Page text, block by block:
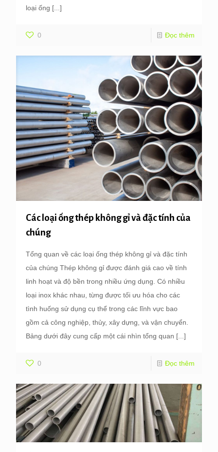
loại ống [...]
0 Đọc thêm
Các loại ống thép không gỉ và đặc tính của
chúng
Tổng quan về các loại ống thép không gỉ và đặc tính
của chúng Thép không gỉ được đánh giá cao về tính
linh hoạt và độ bền trong nhiều ứng dụng. Có nhiều
loại inox khác nhau, từng được tối ưu hóa cho các
tình huống sử dụng cụ thể trong các lĩnh vực bao
gồm cả công nghiệp, thủy, xây dựng, và vận chuyển.
Bảng dưới đây cung cấp một cái nhìn tổng quan [...]
0 Đọc thêm